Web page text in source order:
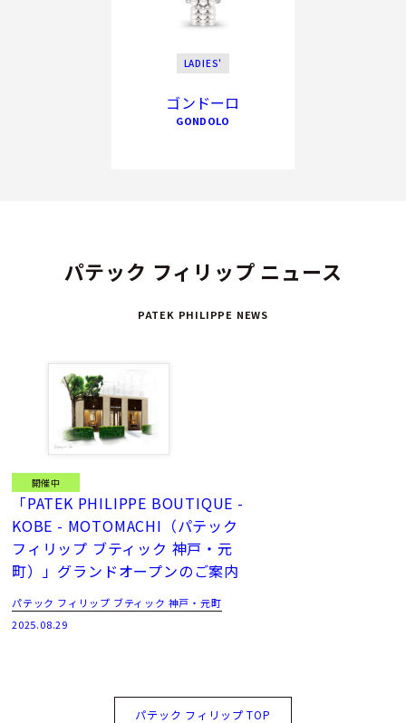
LADIES'
ゴンドーロ
GONDOLO
パテック フィリップ ニュース
PATEK PHILIPPE NEWS
開催中
「PATEK PHILIPPE BOUTIQUE -
KOBE - MOTOMACHI（パテック
フィリップ ブティック 神戸・元
町）」グランドオープンのご案内
パテック フィリップ ブティック 神戸・元町
2025.08.29
パテック フィリップ TOP